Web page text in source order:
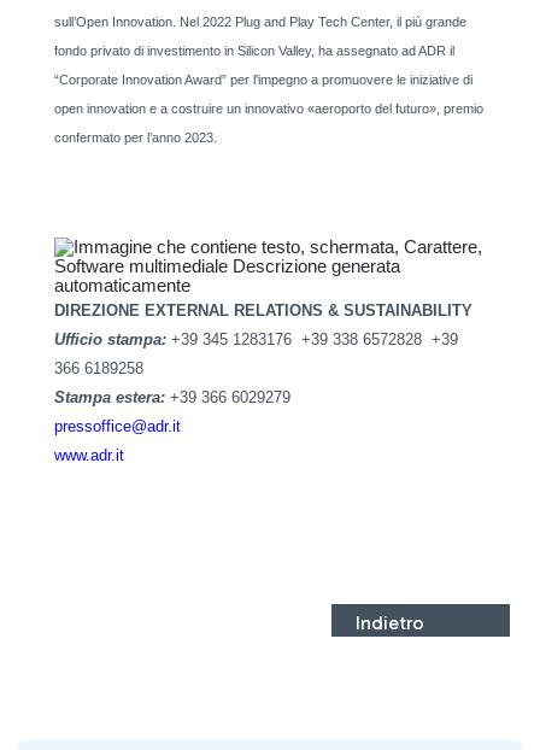
sull’Open Innovation. Nel 2022 Plug and Play Tech Center, il più grande
fondo privato di investimento in Silicon Valley, ha assegnato ad ADR il
“Corporate Innovation Award” per l'impegno a promuovere le iniziative di
open innovation e a costruire un innovativo «aeroporto del futuro», premio
confermato per l’anno 2023.
DIREZIONE EXTERNAL RELATIONS & SUSTAINABILITY
Ufficio stampa: +39 345 1283176 +39 338 6572828 +39
366 6189258
Stampa estera: +39 366 6029279
pressoffice@adr.it
www.adr.it
Indietro